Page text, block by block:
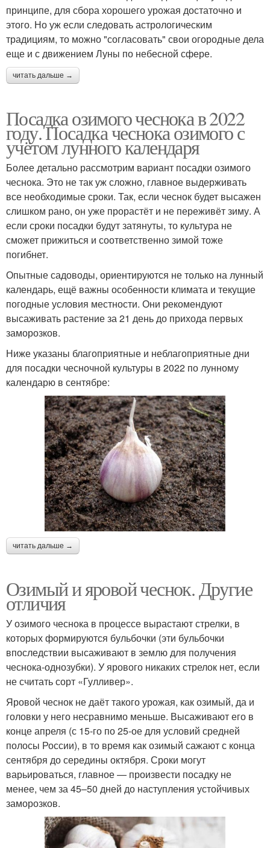
принципе, для сбора хорошего урожая достаточно и
этого. Но уж если следовать астрологическим
традициям, то можно "согласовать" свои огородные дела
еще и с движением Луны по небесной сфере.
читать дальше →
Посадка озимого чеснока в 2022
году. Посадка чеснока озимого с
учётом лунного календаря
Более детально рассмотрим вариант посадки озимого
чеснока. Это не так уж сложно, главное выдерживать
все необходимые сроки. Так, если чеснок будет высажен
слишком рано, он уже прорастёт и не переживёт зиму. А
если сроки посадки будут затянуты, то культура не
сможет прижиться и соответственно зимой тоже
погибнет.
Опытные садоводы, ориентируются не только на лунный
календарь, ещё важны особенности климата и текущие
погодные условия местности. Они рекомендуют
высаживать растение за 21 день до прихода первых
заморозков.
Ниже указаны благоприятные и неблагоприятные дни
для посадки чесночной культуры в 2022 по лунному
календарю в сентябре:
читать дальше →
Озимый и яровой чеснок. Другие
отличия
У озимого чеснока в процессе вырастают стрелки, в
которых формируются бульбочки (эти бульбочки
впоследствии высаживают в землю для получения
чеснока-однозубки). У ярового никаких стрелок нет, если
не считать сорт «Гулливер».
Яровой чеснок не даёт такого урожая, как озимый, да и
головки у него несравнимо меньше. Высаживают его в
конце апреля (с 15-го по 25-ое для условий средней
полосы России), в то время как озимый сажают с конца
сентября до середины октября. Сроки могут
варьироваться, главное — произвести посадку не
менее, чем за 45–50 дней до наступления устойчивых
заморозков.